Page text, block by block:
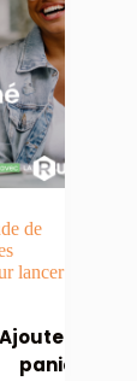
de
lancer
Ajouter au
panier